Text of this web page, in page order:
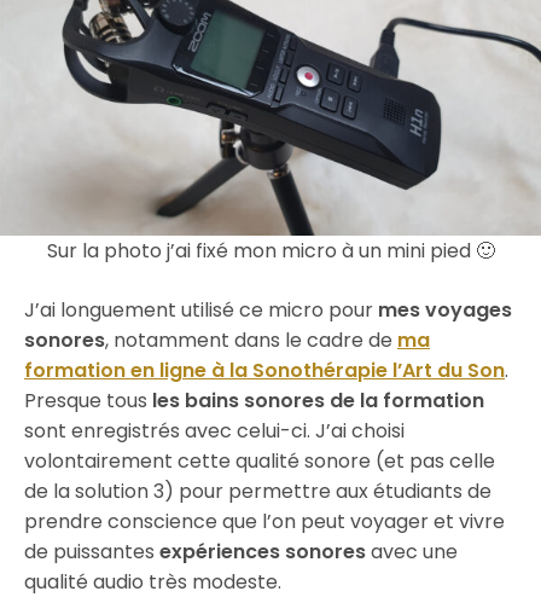
Sur la photo j’ai fixé mon micro à un mini pied 🙂
J’ai longuement utilisé ce micro pour mes voyages
sonores, notamment dans le cadre de ma
formation en ligne à la Sonothérapie l’Art du Son.
Presque tous les bains sonores de la formation
sont enregistrés avec celui-ci. J’ai choisi
volontairement cette qualité sonore (et pas celle
de la solution 3) pour permettre aux étudiants de
prendre conscience que l’on peut voyager et vivre
de puissantes expériences sonoresavec une
qualité audio très modeste.